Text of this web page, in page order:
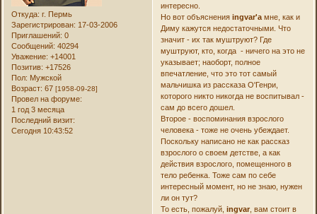
Откуда: г. Пермь
Зарегистрирован: 17-03-2006
Приглашений: 0
Сообщений: 40294
Уважение: +14001
Позитив: +17526
Пол: Мужской
Возраст: 67[1958-09-28]
Провел на форуме:
1 год 3 месяца
Последний визит:
Сегодня 10:43:52
интересно.
Но вот объяснения ingvar'амне, как и
Диму кажутся недостаточными. Что
значит - их так муштруют? Где
муштруют, кто, когда - ничего на это не
указывает; наоборт, полное
впечатление, что это тот самый
мальчишка из рассказа О'Генри,
которого никто никогда не воспитывал -
сам до всего дошел.
Второе - воспоминания взрослого
человека - тоже не очень убеждает.
Поскольку написано не как рассказ
взрослого о своем детстве, а как
действия взрослого, помещенного в
тело ребенка. Тоже сам по себе
интересный момент, но не знаю, нужен
ли он тут?
То есть, пожалуй, ingvar, вам стоит в